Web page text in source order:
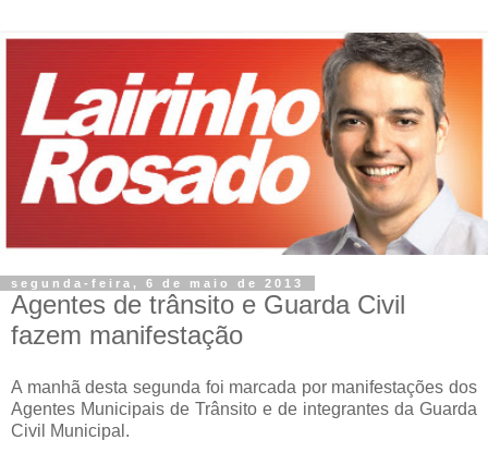
segunda-feira, 6 de maio de 2013
Agentes de trânsito e Guarda Civil
fazem manifestação
A manhã desta segunda foi marcada por manifestações dos
Agentes Municipais de Trânsito e de integrantes da Guarda
Civil Municipal.